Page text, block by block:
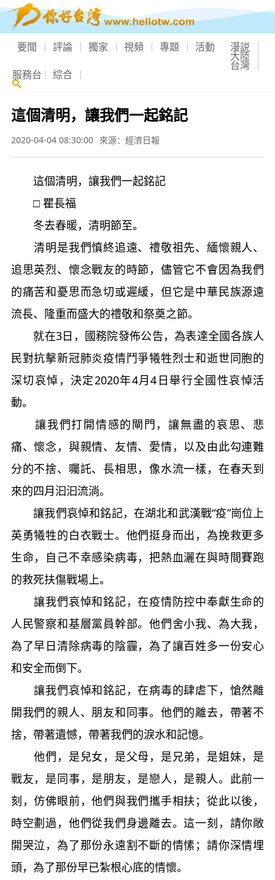
要聞 評論 獨家 視頻 專題 活動 漫説
大陸
台灣
服務台 綜合
這個清明，讓我們一起銘記
2020-04-04 08:30:00 來源：經濟日報
這個清明，讓我們一起銘記
□ 瞿長福
冬去春暖，清明節至。
清明是我們慎終追遠、禮敬祖先、緬懷親人、
追思英烈、懷念戰友的時節，儘管它不會因為我們
的痛苦和憂思而急切或遲緩，但它是中華民族源遠
流長、隆重而盛大的禮敬和祭奠之節。
就在3日，國務院發佈公告，為表達全國各族人
民對抗擊新冠肺炎疫情鬥爭犧牲烈士和逝世同胞的
深切哀悼，決定2020年4月4日舉行全國性哀悼活
動。
讓我們打開情感的閘門，讓無盡的哀思、悲
痛、懷念，與親情、友情、愛情，以及由此勾連難
分的不捨、囑託、長相思，像水流一樣，在春天到
來的四月汩汩流淌。
讓我們哀悼和銘記，在湖北和武漢戰“疫”崗位上
英勇犧牲的白衣戰士。他們挺身而出，為挽救更多
生命，自己不幸感染病毒，把熱血灑在與時間賽跑
的救死扶傷戰場上。
讓我們哀悼和銘記，在疫情防控中奉獻生命的
人民警察和基層黨員幹部。他們舍小我、為大我，
為了早日清除病毒的陰霾，為了讓百姓多一份安心
和安全而倒下。
讓我們哀悼和銘記，在病毒的肆虐下，愴然離
開我們的親人、朋友和同事。他們的離去，帶著不
捨，帶著遺憾，帶著我們的淚水和記憶。
他們，是兒女，是父母，是兄弟，是姐妹，是
戰友，是同事，是朋友，是戀人，是親人。此前一
刻，仿佛眼前，他們與我們攜手相扶；從此以後，
時空劃過，他們從我們身邊離去。這一刻，請你敞
開哭泣，為了那份永遠割不斷的情愫；請你深情埋
頭，為了那份早已紮根心底的情懷。